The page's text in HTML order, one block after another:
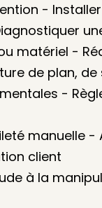
-
matériel -
de plan,
-
manuelle
client
à la